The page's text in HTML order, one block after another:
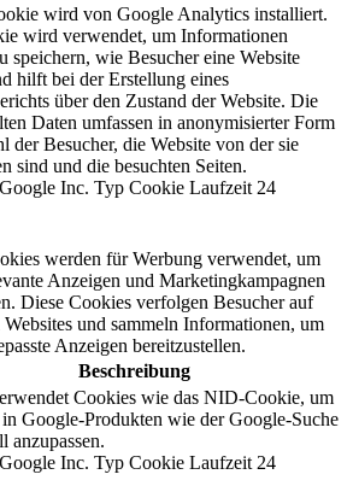
wird von Google Analytics installiert.
wird verwendet, um Informationen
speichern, wie Besucher eine Website
hilft bei der Erstellung eines
über den Zustand der Website. Die
Daten umfassen in anonymisierter Form
der Besucher, die Website von der sie
sind und die besuchten Seiten.
Google Inc. Typ Cookie Laufzeit 24
werden für Werbung verwendet, um
Anzeigen und Marketingkampagnen
Diese Cookies verfolgen Besucher auf
Websites und sammeln Informationen, um
Anzeigen bereitzustellen.
Beschreibung
Cookies wie das NID-Cookie, um
Google-Produkten wie der Google-Suche
anzupassen.
Google Inc. Typ Cookie Laufzeit 24